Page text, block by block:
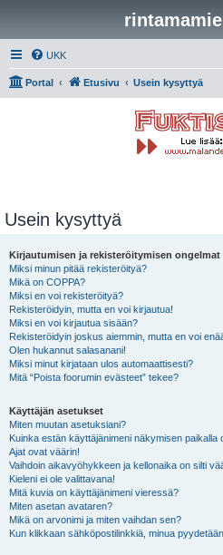
UKK
Portal Etusivu Usein kysyttyä
Usein kysyttyä
Kirjautumisen ja rekisteröitymisen ongelmat
Miksi minun pitää rekisteröityä?
Mikä on COPPA?
Miksi en voi rekisteröityä?
Rekisteröidyin, mutta en voi kirjautua!
Miksi en voi kirjautua sisään?
Rekisteröidyin joskus aiemmin, mutta en voi
Olen hukannut salasanani!
Miksi minut kirjataan ulos automaattisesti?
Mitä “Poista foorumin evästeet” tekee?
Käyttäjän asetukset
Miten muutan asetuksiani?
Kuinka estän käyttäjänimeni näkymisen paikalla
Ajat ovat väärin!
Vaihdoin aikavyöhykkeen ja kellonaika on silti
Kieleni ei ole valittavana!
Mitä kuvia on käyttäjänimeni vieressä?
Miten asetan avataren?
Mikä on arvonimi ja miten vaihdan sen?
Kun klikkaan sähköpostilinkkiä, minua